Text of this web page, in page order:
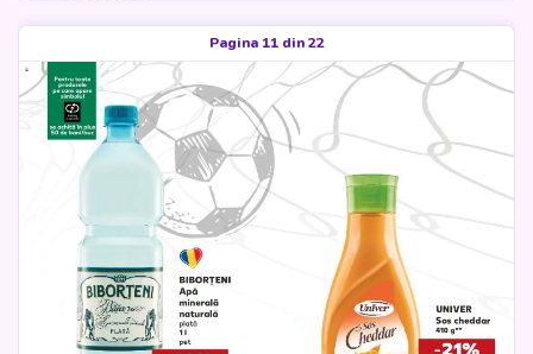
Pagina 11 din 22